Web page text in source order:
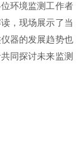
环境监测工作者
，现场展示了当
器的发展趋势也
同探讨未来监测